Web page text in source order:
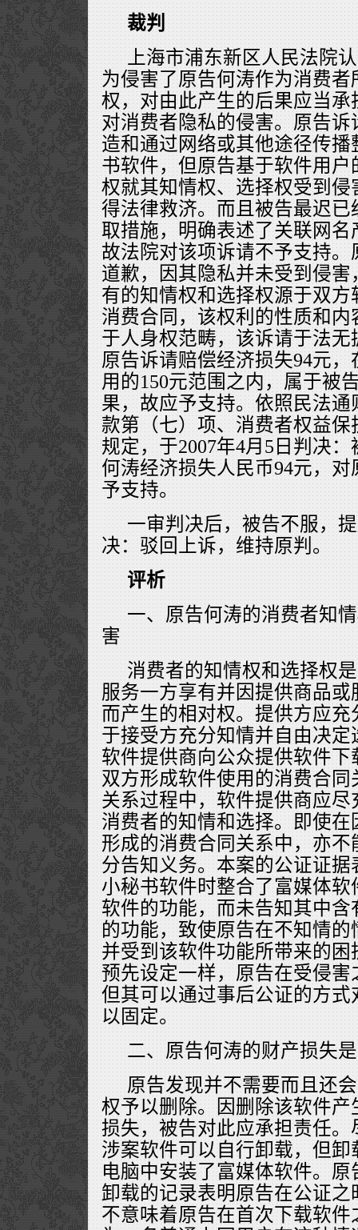
裁判
上海市浦东新区人民法院
为侵害了原告何涛作为消费
权，对由此产生的后果应当
对消费者隐私的侵害。原告
造和通过网络或其他途径传
书软件，但原告基于软件用
权就其知情权、选择权受到
得法律救济。而且被告最迟已
取措施，明确表述了关联网
故法院对该项诉请不予支持
道歉，因其隐私并未受到侵
有的知情权和选择权源于双
消费合同，该权利的性质和
于人身权范畴，该诉请于法
原告诉请赔偿经济损失94元
用的150元范围之内，属于被
果，故应予支持。依照民法
款第（七）项、消费者权益
规定，于2007年4月5日判决
何涛经济损失人民币94元，
予支持。
一审判决后，被告不服，
决：驳回上诉，维持原判。
评析
一、原告何涛的消费者知
害
消费者的知情权和选择权
服务一方享有并因提供商品
而产生的相对权。提供方应
于接受方充分知情并自由决
软件提供商向公众提供软件
双方形成软件使用的消费合
关系过程中，软件提供商应
消费者的知情和选择。即使
形成的消费合同关系中，亦
分告知义务。本案的公证证
小秘书软件时整合了富媒体
软件的功能，而未告知其中
的功能，致使原告在不知情
并受到该软件功能所带来的
预先设定一样，原告在受侵
但其可以通过事后公证的方
以固定。
二、原告何涛的财产损失
原告发现并不需要而且还
权予以删除。因删除该软件
损失，被告对此应承担责任
涉案软件可以自行卸载，但
电脑中安装了富媒体软件。
卸载的记录表明原告在公证
不意味着原告在首次下载软